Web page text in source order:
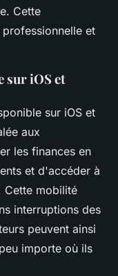
Cette
et
sur iOS et
sur iOS et
aux
les finances en
et d'accéder à
Cette mobilité
interruptions des
peuvent ainsi
importe où ils